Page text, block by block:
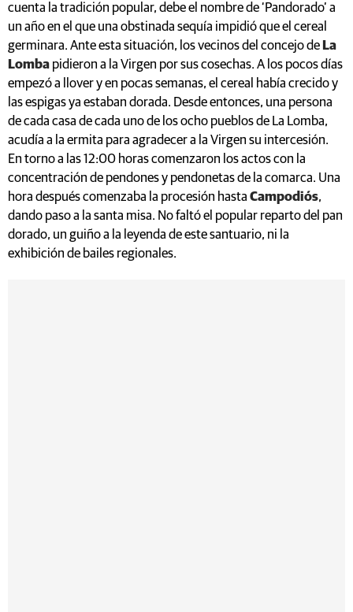
cuenta la tradición popular, debe el nombre de ‘Pandorado’ a
un año en el que una obstinada sequía impidió que el cereal
germinara. Ante esta situación, los vecinos del concejo de La
Lomba pidieron a la Virgen por sus cosechas. A los pocos días
empezó a llover y en pocas semanas, el cereal había crecido y
las espigas ya estaban dorada. Desde entonces, una persona
de cada casa de cada uno de los ocho pueblos de La Lomba,
acudía a la ermita para agradecer a la Virgen su intercesión.
En torno a las 12:00 horas comenzaron los actos con la
concentración de pendones y pendonetas de la comarca. Una
hora después comenzaba la procesión hasta Campodiós,
dando paso a la santa misa. No faltó el popular reparto del pan
dorado, un guiño a la leyenda de este santuario, ni la
exhibición de bailes regionales.